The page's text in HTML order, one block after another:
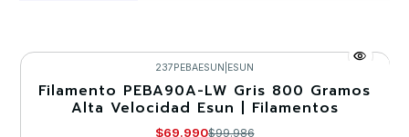
-30%
237PEBAESUN ESUN
Filamento PEBA90A-LW Gris 800 Gramos
Alta Velocidad Esun | Filamentos
$69.990$99.986